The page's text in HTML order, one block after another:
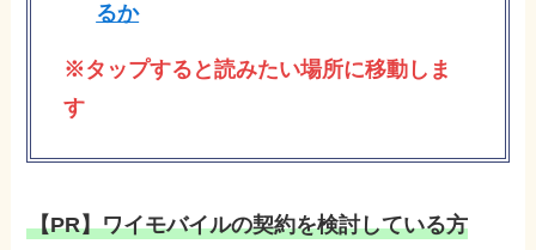
るか
※タップすると読みたい場所に移動しま
す
【PR】ワイモバイルの契約を検討している方